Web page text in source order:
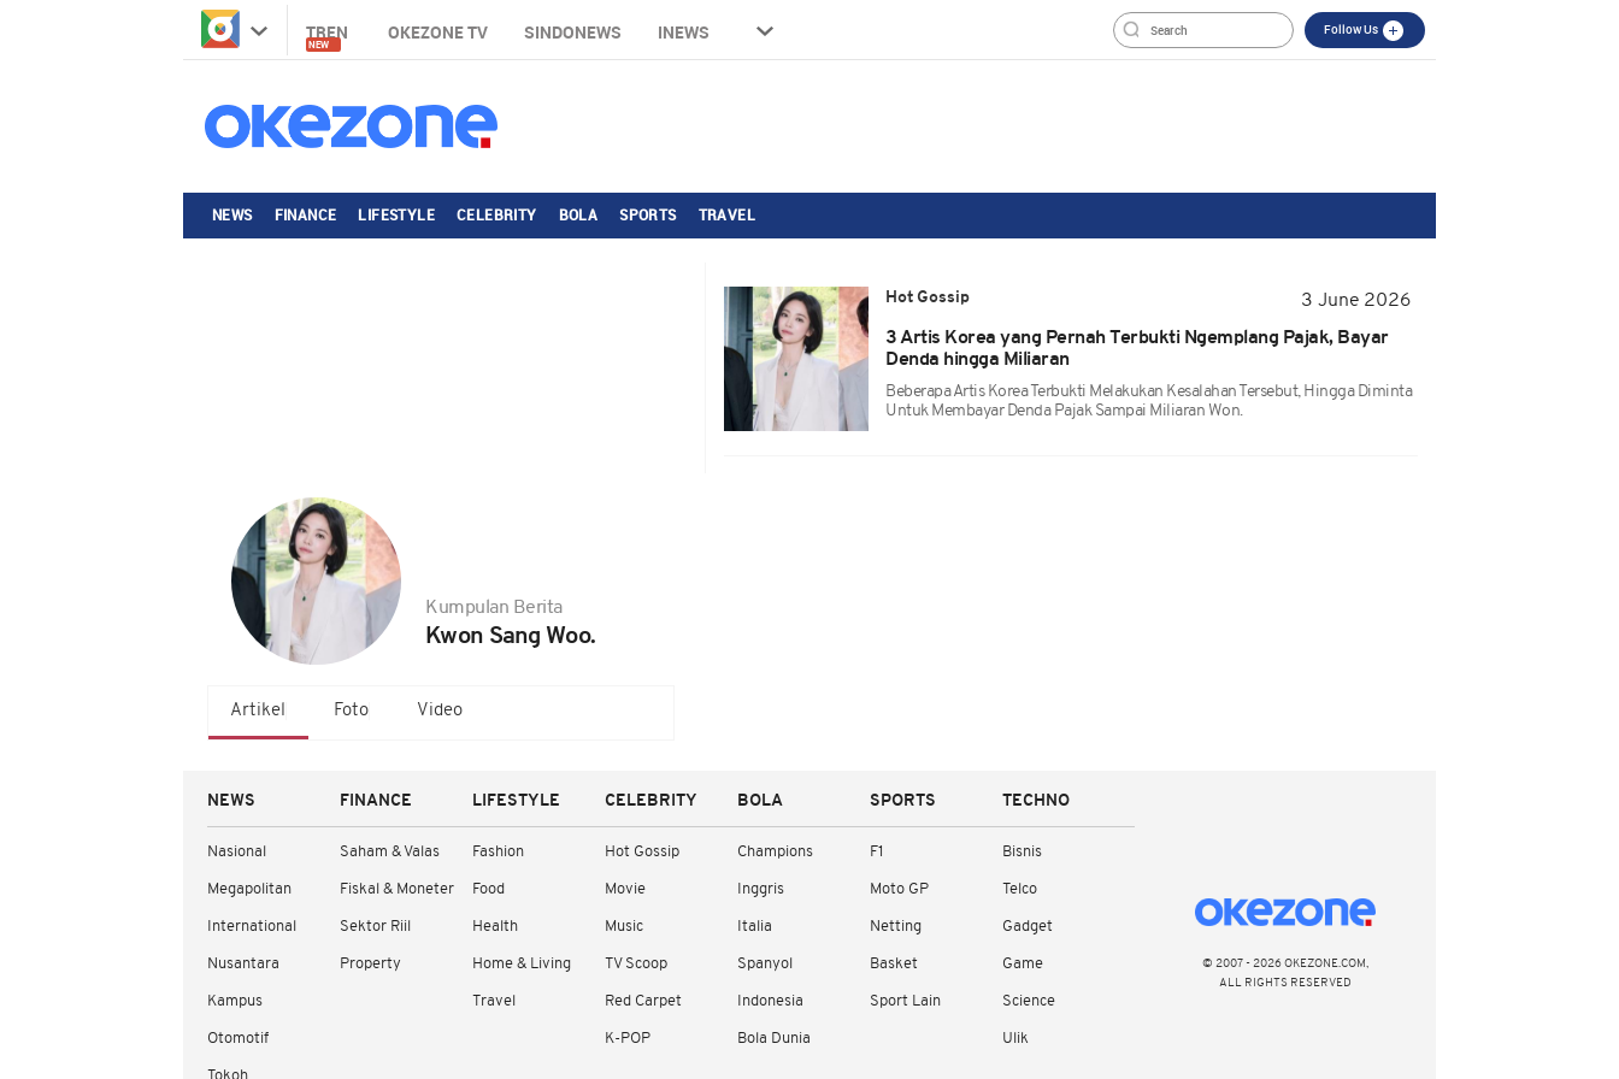
TREN
NEW
OKEZONE TV SINDONEWS INEWS Follow Us
NEWS FINANCE LIFESTYLE CELEBRITY BOLA SPORTS TRAVEL
Kumpulan Berita
Kwon Sang Woo.
Artikel Foto Video
Hot Gossip
3 June 2026
3 Artis Korea yang Pernah Terbukti Ngemplang Pajak, Bayar
Denda hingga Miliaran
Beberapa Artis Korea Terbukti Melakukan Kesalahan Tersebut, Hingga Diminta
Untuk Membayar Denda Pajak Sampai Miliaran Won.
NEWS
Nasional
Megapolitan
International
Nusantara
Kampus
Otomotif
FINANCE
Saham & Valas
Fiskal & Moneter
Sektor Riil
Property
LIFESTYLE
Fashion
Food
Health
Home & Living
Travel
CELEBRITY
Hot Gossip
Movie
Music
TV Scoop
Red Carpet
K-POP
BOLA
Champions
Inggris
Italia
Spanyol
Indonesia
Bola Dunia
SPORTS
F1
Moto GP
Netting
Basket
Sport Lain
TECHNO
Bisnis
Telco
Gadget
Game
Science
Ulik
© 2007 - 2026 OKEZONE.COM,
ALL RIGHTS RESERVED